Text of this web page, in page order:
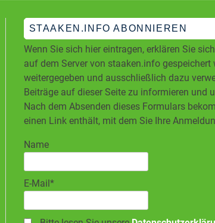
STAAKEN.INFO ABONNIEREN
Wenn Sie sich hier eintragen, erklären Sie
auf dem Server von staaken.info
weitergegeben und ausschließlich dazu
Beiträge auf dieser Seite zu informieren und
Nach dem Absenden dieses Formulars
einen Link enthält, mit dem Sie Ihre
Name
E-Mail*